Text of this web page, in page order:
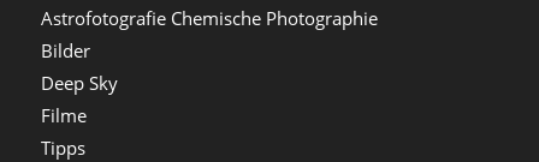
Astrofotografie Chemische Photographie
Bilder
Deep Sky
Filme
Tipps